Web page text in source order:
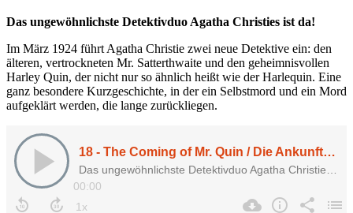
Das ungewöhnlichste Detektivduo Agatha Christies ist da!
Im März 1924 führt Agatha Christie zwei neue Detektive ein: den
älteren, vertrockneten Mr. Satterthwaite und den geheimnisvollen
Harley Quin, der nicht nur so ähnlich heißt wie der Harlequin. Eine
ganz besondere Kurzgeschichte, in der ein Selbstmord und ein Mord
aufgeklärt werden, die lange zurückliegen.